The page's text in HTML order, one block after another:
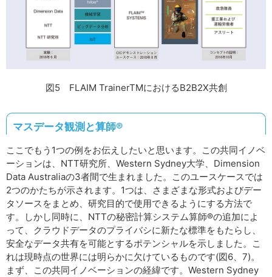
図5 FLAIM TrainerTMにおけるB2B2X共創
マスデータ観測と算師®
ここでもう1つの例をお伝えしたいと思います。この共同イノベ
ーションは、NTT研究所、Western Sydney大学、Dimension
Data Australiaの3者間で生まれました。このユースケースでは
2つのかたちが示されます。1つは、さまざまな形式およびデー
タソースをまとめ、研究目的で使用できるようにする方法で
す。しかし同時に、NTTの秘密計算システム算師®の追加によ
って、クラウドデータのプライバシに新たな標準をもたらし、
安全なデータ共有を可能とするポテンシャルを示しました。こ
れは現時点の世界には明らかに欠けているものです(図6、7)。
まず、この共同イノベーションの経緯です。Western Sydney